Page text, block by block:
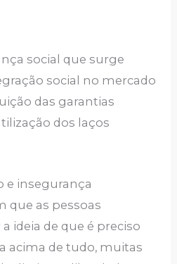
social que surge
social no mercado
das garantias
dos laços
e insegurança
que as pessoas
ideia de que é preciso
acima de tudo, muitas